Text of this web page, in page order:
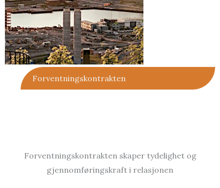
Forventningskontrakten
Forventningskontrakten skaper tydelighet og
gjennomføringskraft i relasjonen